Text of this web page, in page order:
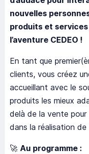
nouvelles
produits et services
l’aventure CEDEO !
En tant que
clients, vous créez
accueillant avec le
produits les mieux
delà de la vente
dans la réalisation de
🚀 Au programme :